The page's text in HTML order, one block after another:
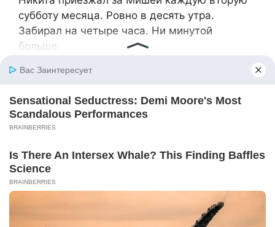
субботу месяца. Ровно в десять утра.
Забирал на четыре часа. Ни минутой
больше.
— Привет, — сухо бросил он, переступая
Миша готов?
курточку. Миша уже почти не узнавал отца —
хмурился, отворачивался, цеплялся за
мамину ногу.
— Пойдём, — Никита наклонился к мальчику.